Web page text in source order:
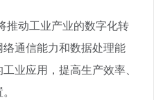
推动工业产业的数字化转
通信能力和数据处理能
业应用，提高生产效率、